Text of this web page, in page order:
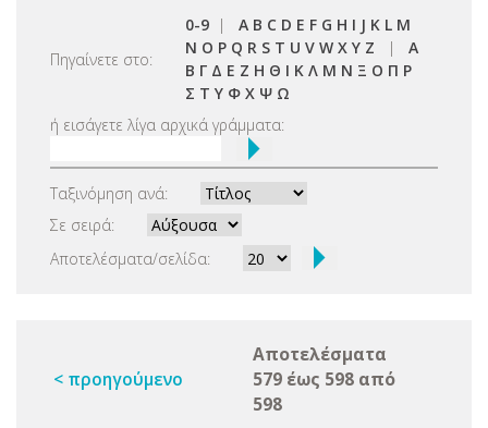
Πηγαίνετε στο:
0-9 | A B C D E F G H I J K L M
N O P Q R S T U V W X Y Z | Α
Β Γ Δ Ε Ζ Η Θ Ι Κ Λ Μ Ν Ξ Ο Π Ρ
Σ Τ Υ Φ Χ Ψ Ω
ή εισάγετε λίγα αρχικά γράμματα:
Ταξινόμηση ανά:
Σε σειρά:
Αποτελέσματα/σελίδα:
< προηγούμενο
Αποτελέσματα
579 έως 598 από
598